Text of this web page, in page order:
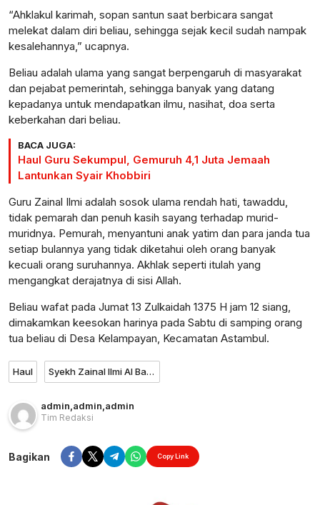
“Ahklakul karimah, sopan santun saat berbicara sangat
melekat dalam diri beliau, sehingga sejak kecil sudah nampak
kesalehannya,” ucapnya.
Beliau adalah ulama yang sangat berpengaruh di masyarakat
dan pejabat pemerintah, sehingga banyak yang datang
kepadanya untuk mendapatkan ilmu, nasihat, doa serta
keberkahan dari beliau.
BACA JUGA:
Haul Guru Sekumpul, Gemuruh 4,1 Juta Jemaah
Lantunkan Syair Khobbiri
Guru Zainal Ilmi adalah sosok ulama rendah hati, tawaddu,
tidak pemarah dan penuh kasih sayang terhadap murid-
muridnya. Pemurah, menyantuni anak yatim dan para janda tua
setiap bulannya yang tidak diketahui oleh orang banyak
kecuali orang suruhannya. Akhlak seperti itulah yang
mengangkat derajatnya di sisi Allah.
Beliau wafat pada Jumat 13 Zulkaidah 1375 H jam 12 siang,
dimakamkan keesokan harinya pada Sabtu di samping orang
tua beliau di Desa Kelampayan, Kecamatan Astambul.
Haul Syekh Zainal Ilmi Al Banjari
admin admin admin
Tim Redaksi
Bagikan Copy Link